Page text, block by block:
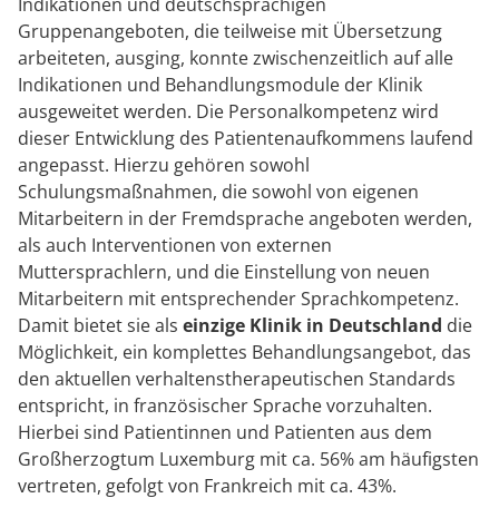
Gruppenangeboten, die teilweise mit Übersetzung
arbeiteten, ausging, konnte zwischenzeitlich auf alle
Indikationen und Behandlungsmodule der Klinik
ausgeweitet werden. Die Personalkompetenz wird
dieser Entwicklung des Patientenaufkommens laufend
angepasst. Hierzu gehören sowohl
Schulungsmaßnahmen, die sowohl von eigenen
Mitarbeitern in der Fremdsprache angeboten werden,
als auch Interventionen von externen
Muttersprachlern, und die Einstellung von neuen
Mitarbeitern mit entsprechender Sprachkompetenz.
Damit bietet sie als einzige Klinik in Deutschland die
Möglichkeit, ein komplettes Behandlungsangebot, das
den aktuellen verhaltenstherapeutischen Standards
entspricht, in französischer Sprache vorzuhalten.
Hierbei sind Patientinnen und Patienten aus dem
Großherzogtum Luxemburg mit ca. 56% am häufigsten
vertreten, gefolgt von Frankreich mit ca. 43%.